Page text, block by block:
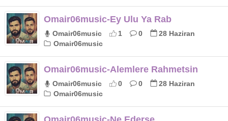
Omair06music-Ey Ulu Ya Rab
Omair06music 1 0
28 Haziran
Omair06music
Omair06music-Alemlere Rahmetsin
Omair06music 0 0
28 Haziran
Omair06music